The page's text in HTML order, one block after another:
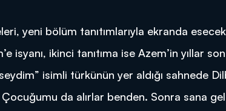
yeni bölüm tanıtımlarıyla ekranda
isyanı, ikinci tanıtıma ise Azem’in yıllar
isimli türkünün yer aldığı sahnede
da alırlar benden. Sonra sana